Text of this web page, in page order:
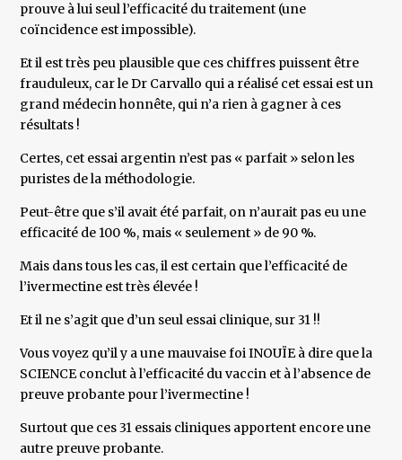
prouve à lui seul l’efficacité du traitement (une
coïncidence est impossible).
Et il est très peu plausible que ces chiffres puissent être
frauduleux, car le Dr Carvallo qui a réalisé cet essai est un
grand médecin honnête, qui n’a rien à gagner à ces
résultats !
Certes, cet essai argentin n’est pas « parfait » selon les
puristes de la méthodologie.
Peut-être que s’il avait été parfait, on n’aurait pas eu une
efficacité de 100 %, mais « seulement » de 90 %.
Mais dans tous les cas, il est certain que l’efficacité de
l’ivermectine est très élevée !
Et il ne s’agit que d’un seul essai clinique, sur 31 !!
Vous voyez qu’il y a une mauvaise foi INOUÏE à dire que la
SCIENCE conclut à l’efficacité du vaccin et à l’absence de
preuve probante pour l’ivermectine !
Surtout que ces 31 essais cliniques apportent encore une
autre preuve probante.